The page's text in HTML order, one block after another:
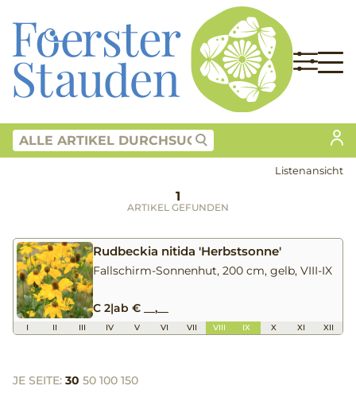
Listenansicht
1
ARTIKEL GEFUNDEN
Rudbeckia nitida 'Herbstsonne'
Fallschirm-Sonnenhut, 200 cm, gelb, VIII-IX
C 2|ab € __,__
I II III IV V VI VII VIII IX X XI XII
JE SEITE: 30 50 100 150